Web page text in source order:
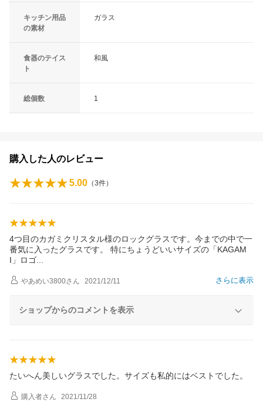
キッチン用品
の素材
ガラス
食器のテイス
ト
和風
総個数 1
購入した人のレビュー
5.00 （3件）
4つ目のカガミクリスタル様のロックグラスです。今までの中で一
番気に入ったグラスです。 特にちょうどいいサイズの「KAGAM
I」ロゴ
さらに表示
やあめい3800さん 2021/12/11
ショップからのコメントを表示
たいへん美しいグラスでした。サイズも私的にはベストでした。
購入者さん 2021/11/28